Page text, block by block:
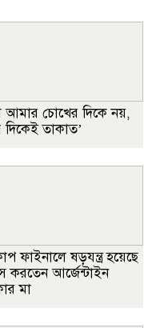
আমার চোখের দিকে নয়,
দিকেই তাকাত’
ফাইনালে ষড়যন্ত্র হয়েছে
করতেন আর্জেন্টাইন
মা